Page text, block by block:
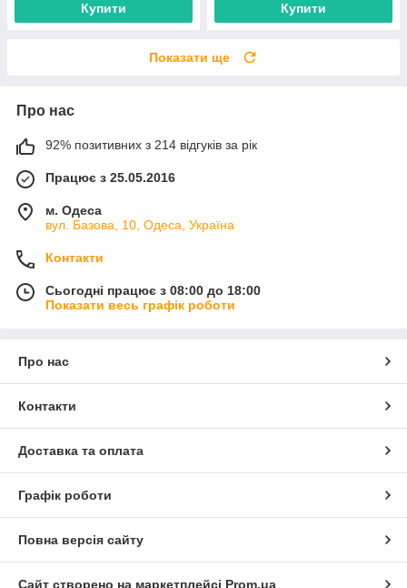
Купити Купити
Показати ще
Про нас
92% позитивних з 214 відгуків за рік
Працює з 25.05.2016
м. Одеса
вул. Базова, 10, Одеса, Україна
Контакти
Сьогодні працює з 08:00 до 18:00
Показати весь графік роботи
Про нас
Контакти
Доставка та оплата
Графік роботи
Повна версія сайту
Сайт створено на маркетплейсі Prom.ua